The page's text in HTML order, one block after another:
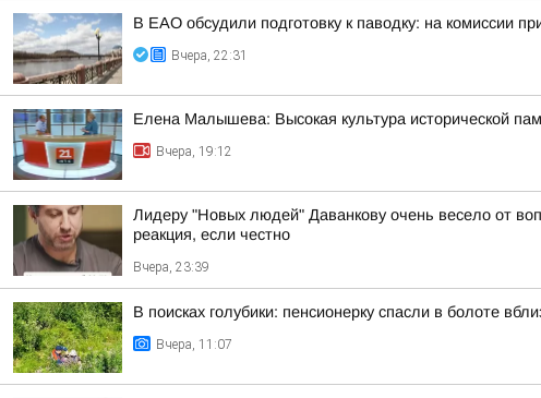
В ЕАО обсудили подготовку к паводку: на комиссии
Вчера, 22:31
Елена Малышева: Высокая культура исторической
Вчера, 19:12
Лидеру "Новых людей" Даванкову очень весело от
реакция, если честно
Вчера, 23:39
В поисках голубики: пенсионерку спасли в болоте
Вчера, 11:07